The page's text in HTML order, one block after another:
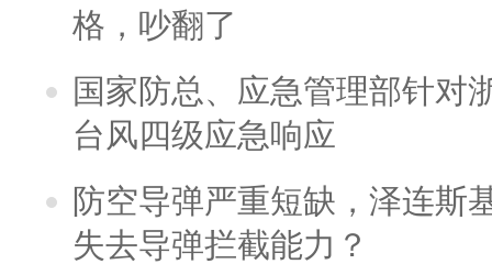
格，吵翻了
国家防总、应急管理部针对
台风四级应急响应
防空导弹严重短缺，泽连斯
失去导弹拦截能力？